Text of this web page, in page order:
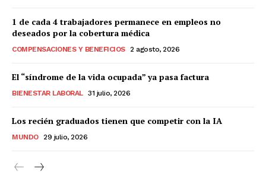
1 de cada 4 trabajadores permanece en empleos no
deseados por la cobertura médica
COMPENSACIONES Y BENEFICIOS 2 agosto, 2026
El “síndrome de la vida ocupada” ya pasa factura
BIENESTAR LABORAL 31 julio, 2026
Los recién graduados tienen que competir con la IA
MUNDO 29 julio, 2026